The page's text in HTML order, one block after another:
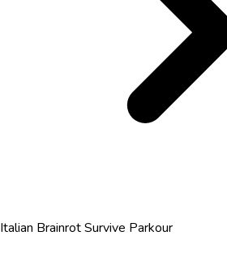
Italian Brainrot Survive Parkour